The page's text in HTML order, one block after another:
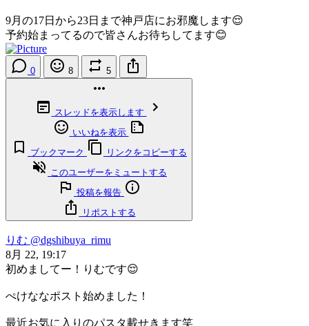
9月の17日から23日まで神戸店にお邪魔します😌
予約始まってるので皆さんお待ちしてます😊
0 8 5
スレッドを表示します
いいねを表示
ブックマーク
リンクをコピーする
このユーザーをミュートする
投稿を報告
リポストする
りむ @dgshibuya_rimu
8月 22, 19:17
初めましてー！りむです😌
ぺけななポスト始めました！
最近お気に入りのパスタ載せきます笑